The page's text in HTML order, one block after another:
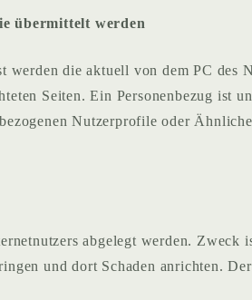
übermittelt werden
die aktuell von dem PC
Seiten. Ein Personenbezug
Nutzerprofile oder
abgelegt werden. Zweck
und dort Schaden anrichten.